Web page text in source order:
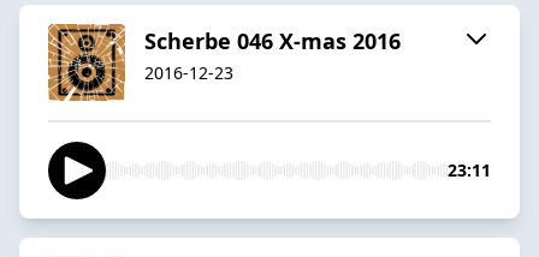
Scherbe 046 X-mas 2016
2016-12-23
23:11